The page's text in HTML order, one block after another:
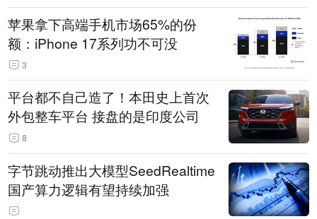
苹果拿下高端手机市场65%的份
额：iPhone 17系列功不可没
3
平台都不自己造了！本田史上首次
外包整车平台 接盘的是印度公司
8
字节跳动推出大模型SeedRealtime
国产算力逻辑有望持续加强